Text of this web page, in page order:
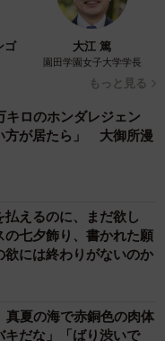
成人式での利用希望
もらう方もいるよう
袖を着たい、と言っ
います」
かったのではない
には余裕があるの
ら無料で貸し出しま
」と、関連施設への
ゴ 大江 篤
園田学園女子大学学長
もっと見る
キロのホンダレジェン
方が居たら」 大御所漫
払えるのに、まだ欲し
の七夕飾り、書かれた願
には終わりがないのか
夏の海で赤銅色の肉体
だな」「ばり渋いで